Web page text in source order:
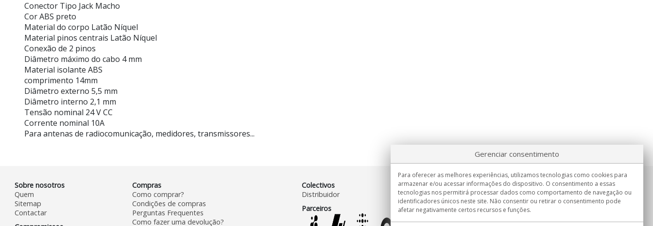
Conector Tipo Jack Macho
Cor ABS preto
Material do corpo Latão Níquel
Material pinos centrais Latão Níquel
Conexão de 2 pinos
Diâmetro máximo do cabo 4 mm
Material isolante ABS
comprimento 14mm
Diâmetro externo 5,5 mm
Diâmetro interno 2,1 mm
Tensão nominal 24 V CC
Corrente nominal 10A
Para antenas de radiocomunicação, medidores, transmissores...
Sobre nosotros
Quem
Sitemap
Contactar
Compras
Como comprar?
Condições de compras
Perguntas Frequentes
Como fazer uma devolução?
Colectivos
Distribuidor
Parceiros
Informação
Seg.-Sex. 9:00h - 15:00h.
Entrega em
Gerenciar consentimento
Para oferecer as melhores experiências, utilizamos tecnologias como cookies para
armazenar e/ou acessar informações do dispositivo. O consentimento a essas
tecnologias nos permitirá processar dados como comportamento de navegação ou
identificadores únicos neste site. Não consentir ou retirar o consentimento pode
afetar negativamente certos recursos e funções.